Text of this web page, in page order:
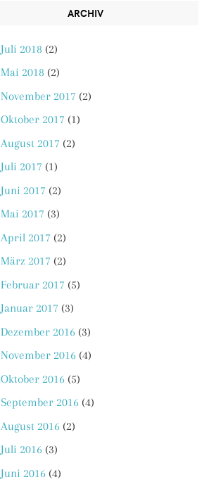
ARCHIV
Juli 2018 (2)
Mai 2018 (2)
November 2017 (2)
Oktober 2017 (1)
August 2017 (2)
Juli 2017 (1)
Juni 2017 (2)
Mai 2017 (3)
April 2017 (2)
März 2017 (2)
Februar 2017 (5)
Januar 2017 (3)
Dezember 2016 (3)
November 2016 (4)
Oktober 2016 (5)
September 2016 (4)
August 2016 (2)
Juli 2016 (3)
Juni 2016 (4)